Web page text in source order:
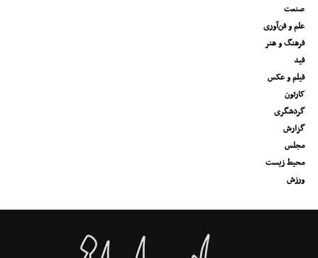
صنعت
علم و فن‌آوری
فرهنگ و هنر
فید
فیلم و عکس
کارتون
گردشگری
گزارش
مجلس
محیط زیست
ورزش